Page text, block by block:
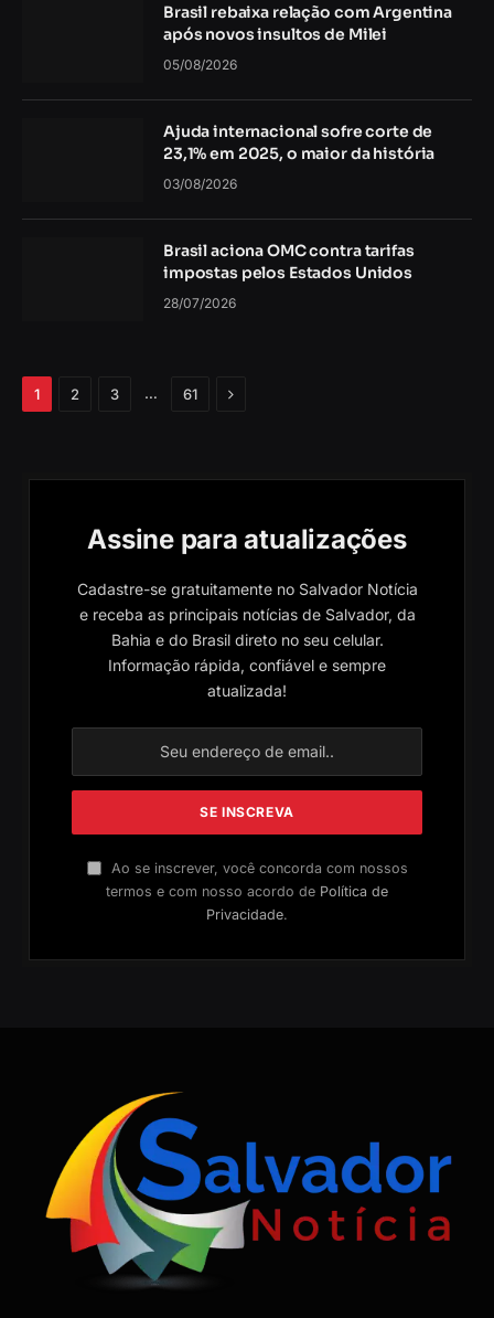
Brasil rebaixa relação com Argentina
após novos insultos de Milei
05/08/2026
Ajuda internacional sofre corte de
23,1% em 2025, o maior da história
03/08/2026
Brasil aciona OMC contra tarifas
impostas pelos Estados Unidos
28/07/2026
1 2 3 … 61 Próximo
Assine para atualizações
Cadastre-se gratuitamente no Salvador Notícia
e receba as principais notícias de Salvador, da
Bahia e do Brasil direto no seu celular.
Informação rápida, confiável e sempre
atualizada!
Ao se inscrever, você concorda com nossos
termos e com nosso acordo de Política de
Privacidade.